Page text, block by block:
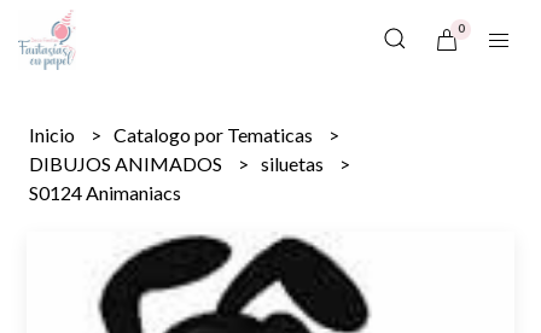
0
Inicio
Catalogo por Tematicas
DIBUJOS ANIMADOS
siluetas
S0124 Animaniacs